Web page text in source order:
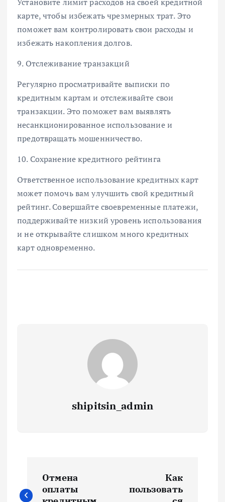
карте, чтобы избежать чрезмерных трат. Это
поможет вам контролировать свои расходы и
избежать накопления долгов.
9. Отслеживание транзакций
Регулярно просматривайте выписки по
кредитным картам и отслеживайте свои
транзакции. Это поможет вам выявлять
несанкционированное использование и
предотвращать мошенничество.
10. Сохранение кредитного рейтинга
Ответственное использование кредитных карт
может помочь вам улучшить свой кредитный
рейтинг. Совершайте своевременные платежи,
поддерживайте низкий уровень использования
и не открывайте слишком много кредитных
карт одновременно.
shipitsin_admin
а
Отмена
оплаты
Как
пользовать